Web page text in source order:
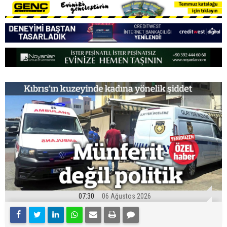
07:30 06 Ağustos 2026